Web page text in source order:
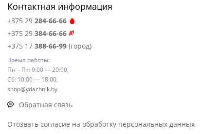
Контактная информация
+375 29 284-66-66
+375 29 384-66-66
+375 17 388-66-99 (город)
Время работы:
Пн – Пт: 9:00 — 20:00,
Сб: 10:00 — 18:00,
shop@ydachnik.by
Обратная связь
Отозвать согласие на обработку персональных данных